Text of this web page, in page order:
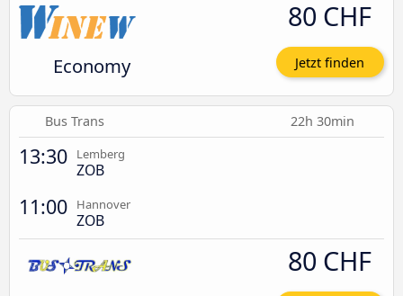
Economy
80 CHF
Jetzt finden
Bus Trans 22h 30min
13:30 Lemberg
ZOB
11:00 Hannover
ZOB
80 CHF